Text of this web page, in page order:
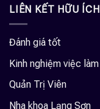
LIÊN KẾT HỮU ÍCH
Đánh giá tốt
Kinh nghiệm việc làm
Quản Trị Viên
Nha khoa Lạng Sơn